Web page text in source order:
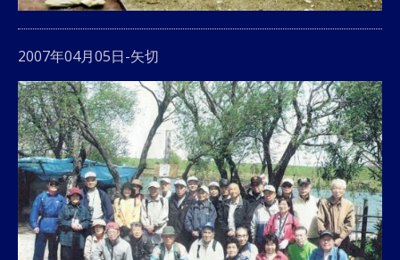
2007年04月05日-矢切